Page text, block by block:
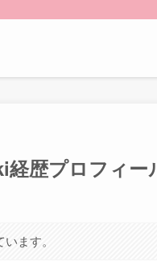
歴プロフィー
ます。